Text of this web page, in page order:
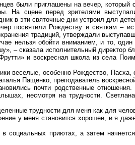
были приглашены на вечер, который
. На сцене перед зрителями
в эти святочные дни устроил для
посвятили Рождеству и святкам –
традиций, утверждали
нельзя обойти вниманием, и то,
– сказала исполнительный директор
» и воскресная школа из села
веселые, особенно Рождество,
Пащенко, преподаватель
почти родственные
несмотря на трудности. Светлана
трудности для меня как для
у меня становится хорошее, и я
социальных приютах, а затем